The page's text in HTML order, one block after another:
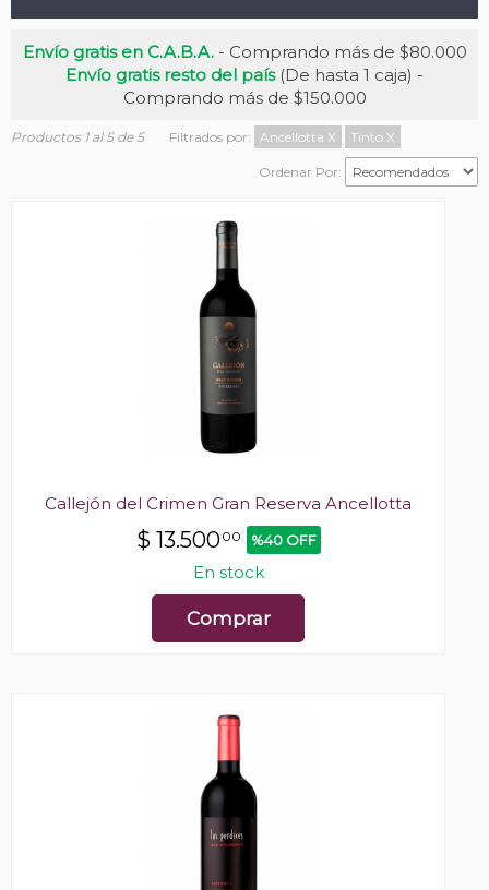
Envío gratis en C.A.B.A.- Comprando más de $80.000
Envío gratis resto del país(De hasta 1 caja) -
Comprando más de $150.000
Productos 1 al 5 de 5 Filtrados por: Ancellotta X Tinto X
Ordenar Por:
Callejón del Crimen Gran Reserva Ancellotta
$ 13.50000 %40 OFF
En stock
Comprar